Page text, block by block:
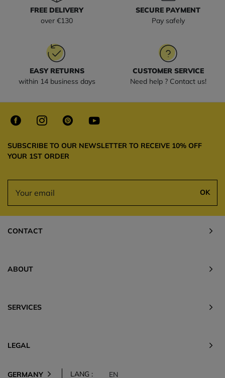
FREE DELIVERY
over €130
SECURE PAYMENT
Pay safely
EASY RETURNS
within 14 business days
CUSTOMER SERVICE
Need help ? Contact us!
SUBSCRIBE TO OUR NEWSLETTER TO RECEIVE 10% OFF
YOUR 1ST ORDER
OK
CONTACT
ABOUT
SERVICES
LEGAL
GERMANY LANG : EN